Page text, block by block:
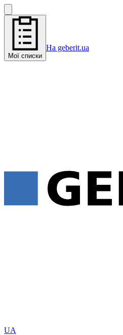
Мої списки
На geberit.ua
UA